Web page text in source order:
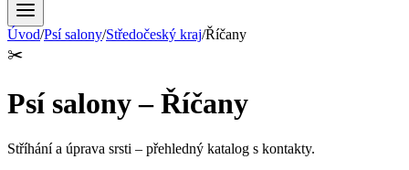
Úvod/Psí salony/Středočeský kraj/Říčany
✂️
Psí salony – Říčany
Stříhání a úprava srsti – přehledný katalog s kontakty.